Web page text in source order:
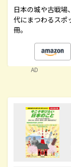
日本の城や古戦場
代にまつわるスポ
冊。
AD